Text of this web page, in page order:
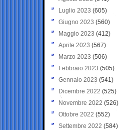
Luglio 2023 (605)
Giugno 2023 (560)
Maggio 2023 (412)
Aprile 2023 (567)
Marzo 2023 (506)
Febbraio 2023 (505)
Gennaio 2023 (541)
Dicembre 2022 (525)
Novembre 2022 (526)
Ottobre 2022 (552)
Settembre 2022 (584)